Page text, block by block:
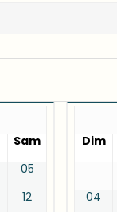
Sam
05
12
Dim
04